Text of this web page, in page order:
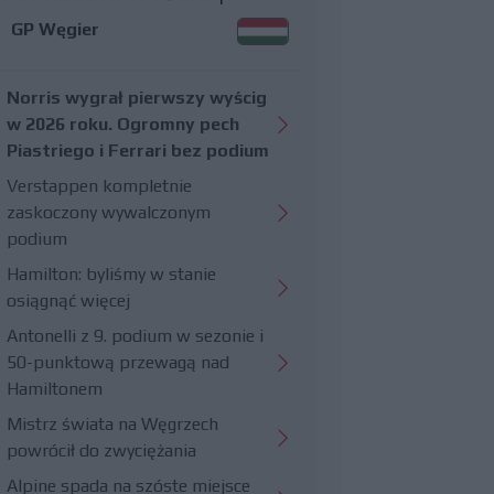
GP Węgier
Norris wygrał pierwszy wyścig
w 2026 roku. Ogromny pech
Piastriego i Ferrari bez podium
Verstappen kompletnie
zaskoczony wywalczonym
podium
Hamilton: byliśmy w stanie
osiągnąć więcej
Antonelli z 9. podium w sezonie i
50-punktową przewagą nad
Hamiltonem
Mistrz świata na Węgrzech
powrócił do zwyciężania
Alpine spada na szóste miejsce